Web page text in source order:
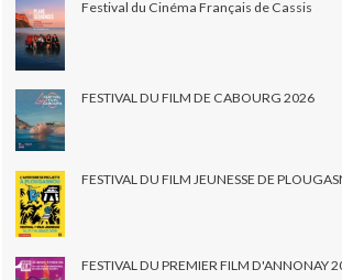
Festival du Cinéma Français de Cassis
FESTIVAL DU FILM DE CABOURG 2026
FESTIVAL DU FILM JEUNESSE DE
FESTIVAL DU PREMIER FILM D'ANNONAY